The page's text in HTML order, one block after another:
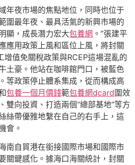
年夜市場的焦點地位，同時也位于
圍最年夜、最具活氣的新興市場的
顯，成長潛力宏大包養網 。”張建平
應用政策上風和區位上風，將封關
增值免關稅政策與RCEP這場混亂的
土豪。他站在咖啡館門口，被藍色
等政策停止體系集成，從而構成高
包養一個月價錢範包養網dcard圍效
雙向投資、打造兩個“總部基地”等方
絲帶優雅地繫在自己的右手上，這
會。
南自貿港在銜接國際市場和國際市
關鍵感化。據海口海關統計，封關